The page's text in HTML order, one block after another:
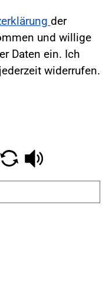
der
und willige
Daten ein. Ich
widerrufen.